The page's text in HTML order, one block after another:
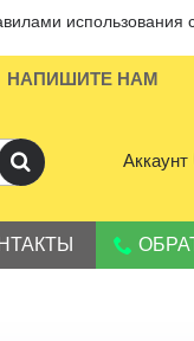
использования
НАПИШИТЕ НАМ
Аккаунт